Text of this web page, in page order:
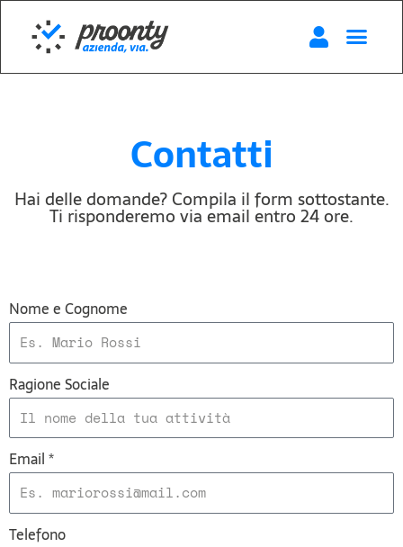
Contatti
Hai delle domande? Compila il form sottostante.
Ti risponderemo via email entro 24 ore.
Nome e Cognome
Ragione Sociale
Email *
Telefono